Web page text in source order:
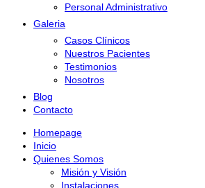
Personal Administrativo
Galeria
Casos Clínicos
Nuestros Pacientes
Testimonios
Nosotros
Blog
Contacto
Homepage
Inicio
Quienes Somos
Misión y Visión
Instalaciones